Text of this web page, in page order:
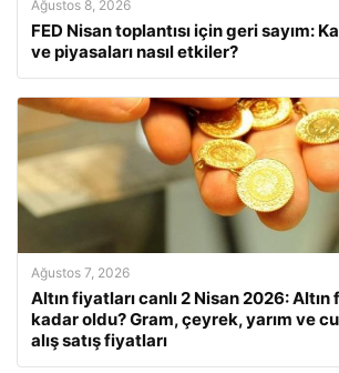
Ağustos 8, 2026
FED Nisan toplantısı için geri sayım:
ve piyasaları nasıl etkiler?
Ağustos 7, 2026
Altın fiyatları canlı 2 Nisan 2026: Altın
kadar oldu? Gram, çeyrek, yarım ve
alış satış fiyatları